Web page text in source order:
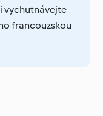
vychutnávejte
francouzskou